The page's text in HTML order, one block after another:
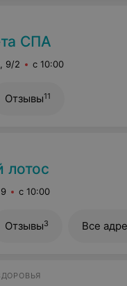
СПА
9/2 с 10:00
Отзывы11
лотос
с 10:00
Отзывы3 Все